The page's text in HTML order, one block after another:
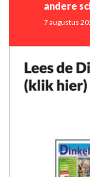
andere
7 augustus